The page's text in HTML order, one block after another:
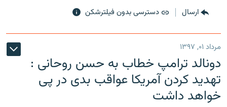
ارسال دسترسی بدون فیلترشکن
مرداد ۰۱, ۱۳۹۷
دونالد ترامپ خطاب به حسن روحانی :
تهدید کردن آمریکا عواقب بدی در پی
خواهد داشت